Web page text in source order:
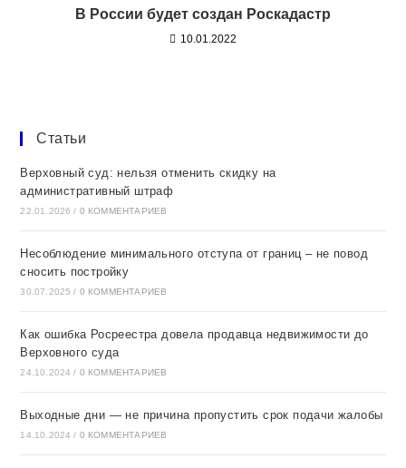
В России будет создан Роскадастр
10.01.2022
Статьи
Верховный суд: нельзя отменить скидку на
административный штраф
22.01.2026 / 0 КОММЕНТАРИЕВ
Несоблюдение минимального отступа от границ – не повод
сносить постройку
30.07.2025 / 0 КОММЕНТАРИЕВ
Как ошибка Росреестра довела продавца недвижимости до
Верховного суда
24.10.2024 / 0 КОММЕНТАРИЕВ
Выходные дни — не причина пропустить срок подачи жалобы
14.10.2024 / 0 КОММЕНТАРИЕВ